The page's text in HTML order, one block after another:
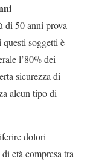
di 50 anni prova
soggetti è
l’80% dei
sicurezza di
alcun tipo di
dolori
età compresa tra